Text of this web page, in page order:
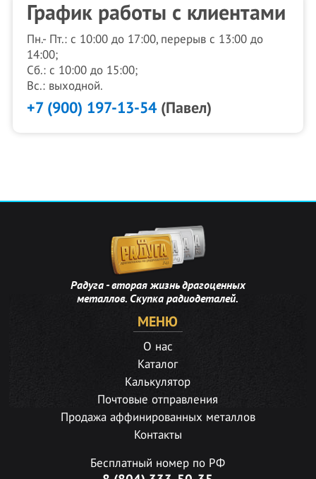
График работы с клиентами
Пн.- Пт.: с 10:00 до 17:00, перерыв с 13:00 до
14:00;
Сб.: с 10:00 до 15:00;
Вс.: выходной.
+7 (900) 197-13-54(Павел)
Радуга - вторая жизнь драгоценных
металлов. Скупка радиодеталей.
МЕНЮ
О нас
Каталог
Калькулятор
Почтовые отправления
Продажа аффинированных металлов
Контакты
Бесплатный номер по РФ